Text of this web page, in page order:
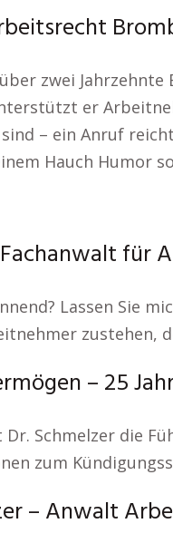
zwei
er
– ein Anruf
Hauch Humor
für
Lassen
– 25
Schmelzer die
zum
– Anwalt